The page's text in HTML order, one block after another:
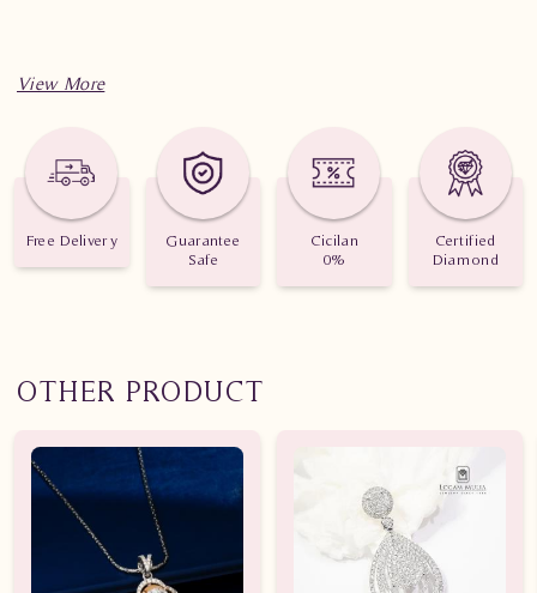
Spesifikasi penting untuk perhiasan Liontin Berlian Wanita
Berat: 1.520 gram
Jumlah berlian: 12 buah
Nilai Karat: 0.470 karat
Free Delivery
Guarantee
Safe
Cicilan
0%
Certified
Diamond
OTHER PRODUCT